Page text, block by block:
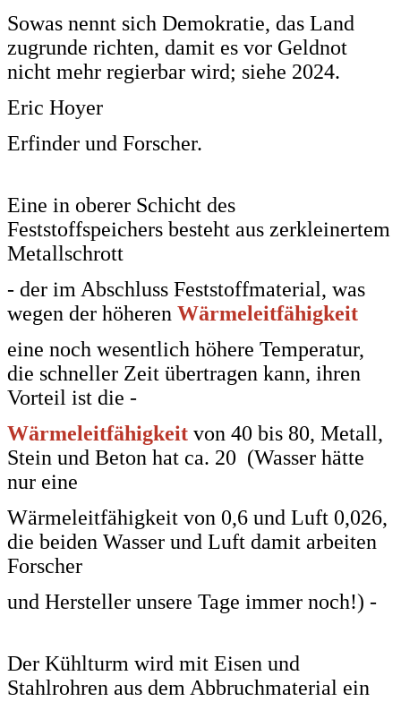
Sowas nennt sich Demokratie, das Land
zugrunde richten, damit es vor Geldnot
nicht mehr regierbar wird; siehe 2024.
Eric Hoyer
Erfinder und Forscher.
Eine in oberer Schicht des
Feststoffspeichers besteht aus zerkleinertem
Metallschrott
- der im Abschluss Feststoffmaterial, was
wegen der höheren Wärmeleitfähigkeit
eine noch wesentlich höhere Temperatur,
die schneller Zeit übertragen kann, ihren
Vorteil ist die -
Wärmeleitfähigkeit von 40 bis 80, Metall,
Stein und Beton hat ca. 20 (Wasser hätte
nur eine
Wärmeleitfähigkeit von 0,6 und Luft 0,026,
die beiden Wasser und Luft damit arbeiten
Forscher
und Hersteller unsere Tage immer noch!) -
Der Kühlturm wird mit Eisen und
Stahlrohren aus dem Abbruchmaterial ein